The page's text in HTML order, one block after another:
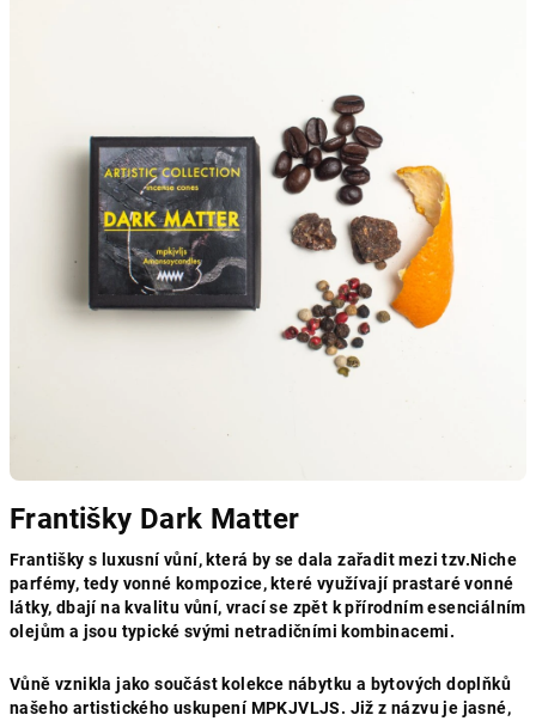
Františky Dark Matter
Františky s luxusní vůní, která by se dala zařadit mezi tzv.Niche
parfémy, tedy vonné kompozice, které využívají prastaré vonné
látky, dbají na kvalitu vůní, vrací se zpět k přírodním esenciálním
olejům a jsou typické svými netradičními kombinacemi.
Vůně vznikla jako součást kolekce nábytku a bytových doplňků
našeho artistického uskupení MPKJVLJS. Již z názvu je jasné,